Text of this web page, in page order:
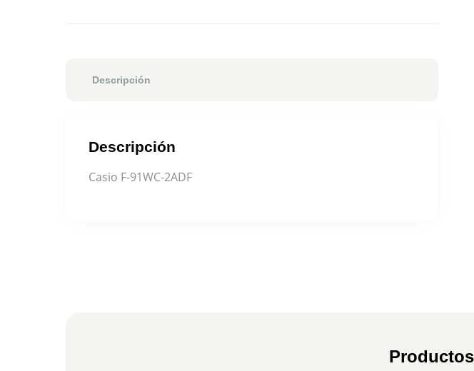
Descripción
Descripción
Casio F-91WC-2ADF